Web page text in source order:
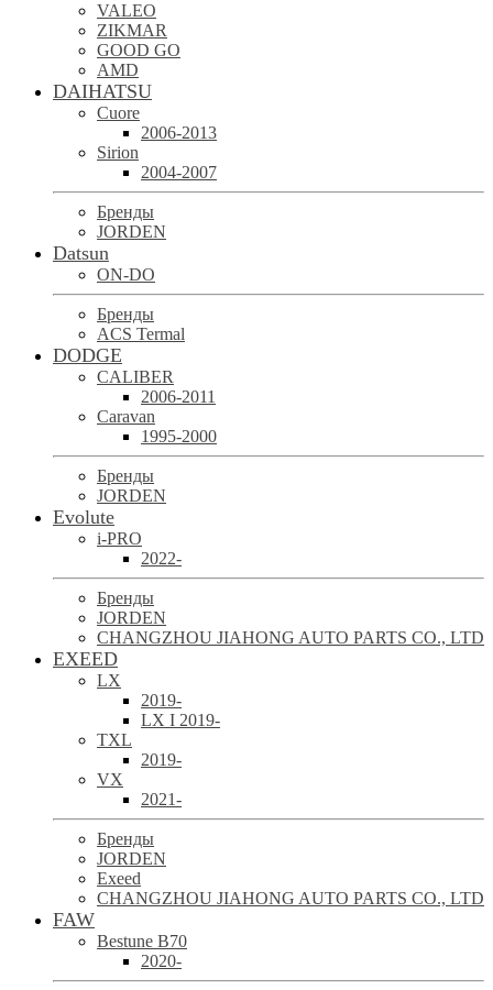
VALEO
ZIKMAR
GOOD GO
AMD
DAIHATSU
Cuore
2006-2013
Sirion
2004-2007
Бренды
JORDEN
Datsun
ON-DO
Бренды
ACS Termal
DODGE
CALIBER
2006-2011
Caravan
1995-2000
Бренды
JORDEN
Evolute
i-PRO
2022-
Бренды
JORDEN
CHANGZHOU JIAHONG AUTO PARTS CO., LTD
EXEED
LX
2019-
LX I 2019-
TXL
2019-
VX
2021-
Бренды
JORDEN
Exeed
CHANGZHOU JIAHONG AUTO PARTS CO., LTD
FAW
Bestune B70
2020-